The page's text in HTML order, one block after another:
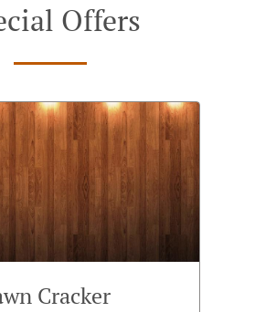
Offers
Cracker